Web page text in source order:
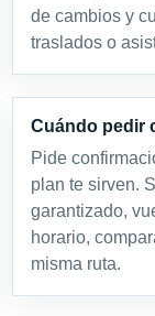
de cambios y
traslados o
Cuándo pedir
Pide
plan te sirven.
garantizado,
horario,
misma ruta.